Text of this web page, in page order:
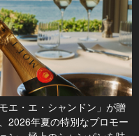
モエ・エ・シャンドン」が贈
2026年夏の特別なプロモー